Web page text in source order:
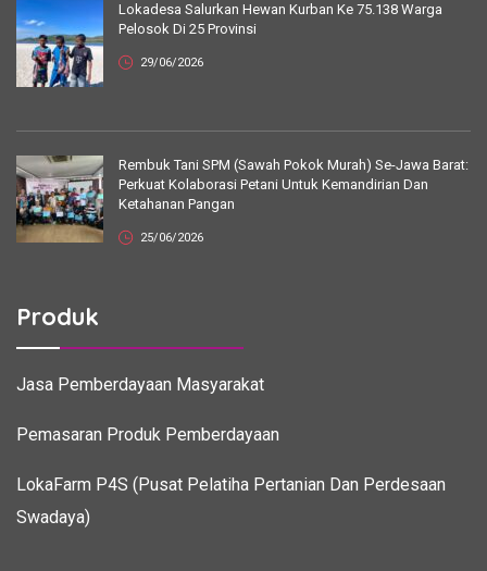
Lokadesa Salurkan Hewan Kurban Ke 75.138 Warga
Pelosok Di 25 Provinsi
29/06/2026
Rembuk Tani SPM (Sawah Pokok Murah) Se-Jawa Barat:
Perkuat Kolaborasi Petani Untuk Kemandirian Dan
Ketahanan Pangan
25/06/2026
Produk
Jasa Pemberdayaan Masyarakat
Pemasaran Produk Pemberdayaan
LokaFarm P4S (Pusat Pelatiha Pertanian Dan Perdesaan
Swadaya)